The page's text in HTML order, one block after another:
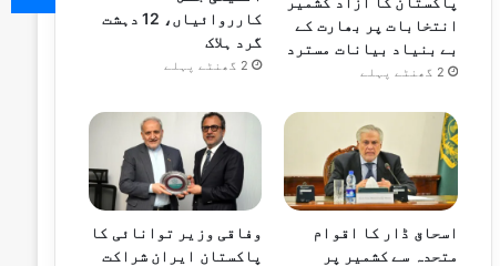
انتخابات پر بھارت کے
بے بنیاد بیانات مسترد
2 گھنٹے پہلے
کارروائیاں، 12 دہشت
گرد ہلاک
2 گھنٹے پہلے
اسحاق ڈار کا اقوام
متحدہ سے کشمیر پر
وفاقی وزیر توانائی کا
پاکستان ایران شراکت